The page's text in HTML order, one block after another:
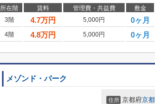
所在階 賃料 管理費・共益費 敷金
3階
4.7万円 5,000円 0ヶ月
4階
4.8万円 5,000円 0ヶ月
メゾンド・パーク
住所 京都府京